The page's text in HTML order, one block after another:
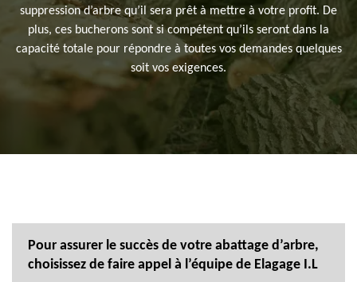
suppression d’arbre qu’il sera prêt à mettre à votre profit. De
plus, ces bucherons sont si compétent qu’ils seront dans la
capacité totale pour répondre à toutes vos demandes quelques
soit vos exigences.
Pour assurer le succès de votre abattage d’arbre,
choisissez de faire appel à l’équipe de Elagage I.L